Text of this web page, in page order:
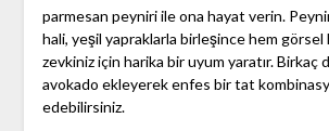
parmesan peyniri ile ona hayat verin.
hali, yeşil yapraklarla birleşince hem görsel
zevkiniz için harika bir uyum yaratır. Birkaç
avokado ekleyerek enfes bir tat
edebilirsiniz.